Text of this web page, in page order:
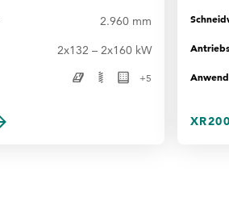
2.960 mm
2x132 – 2x160 kW
+5